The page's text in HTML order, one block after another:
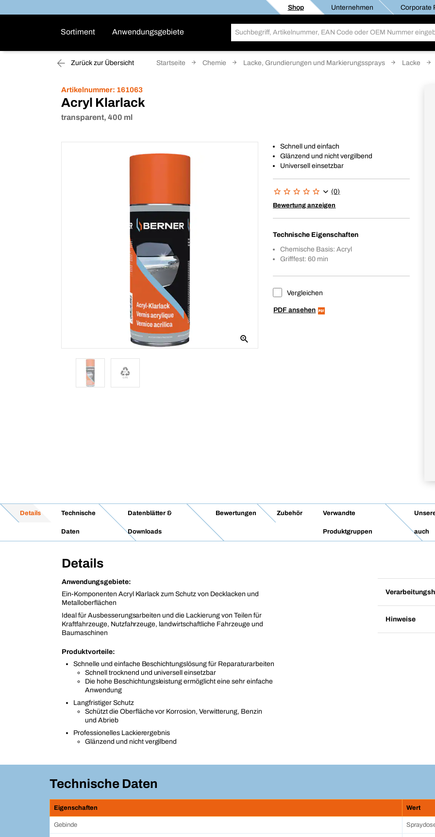
Shop Unternehmen Corporate
Sortiment Anwendungsgebiete
Zurück zur Übersicht Startseite Chemie Lacke, Grundierungen und Markierungssprays Lacke
Artikelnummer: 161063
Acryl Klarlack
transparent, 400 ml
Schnell und einfach
Glänzend und nicht vergilbend
Universell einsetzbar
(0)
Bewertung anzeigen
Technische Eigenschaften
Chemische Basis: Acryl
Grifffest: 60 min
Vergleichen
PDF ansehen
Details Technische
Daten
Datenblätter &
Downloads
Bewertungen Zubehör Verwandte
Produktgruppen auch
Details
Anwendungsgebiete:
Ein-Komponenten Acryl Klarlack zum Schutz von Decklacken und
Metalloberflächen
Ideal für Ausbesserungsarbeiten und die Lackierung von Teilen für
Kraftfahrzeuge, Nutzfahrzeuge, landwirtschaftliche Fahrzeuge und
Baumaschinen
Produktvorteile:
Schnelle und einfache Beschichtungslösung für Reparaturarbeiten
Schnell trocknend und universell einsetzbar
Die hohe Beschichtungsleistung ermöglicht eine sehr einfache
Anwendung
Langfristiger Schutz
Schützt die Oberfläche vor Korrosion, Verwitterung, Benzin
und Abrieb
Professionelles Lackierergebnis
Glänzend und nicht vergilbend
Hinweise
Technische Daten
Eigenschaften Wert
Gebinde